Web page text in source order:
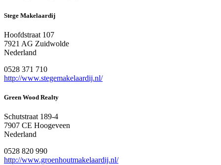
Stege Makelaardij
Hoofdstraat 107
7921 AG Zuidwolde
Nederland
0528 371 710
http://www.stegemakelaardij.nl/
Green Wood Realty
Schutstraat 189-4
7907 CE Hoogeveen
Nederland
0528 820 990
http://www.groenhoutmakelaardij.nl/